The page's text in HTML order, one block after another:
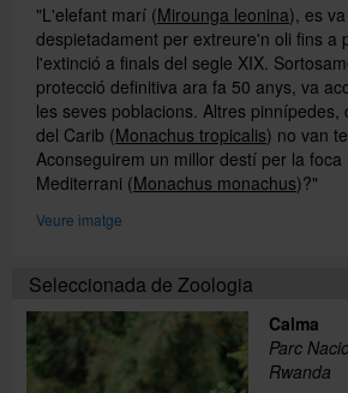
"L'elefant marí (Mirounga leonina), es
despietadament per extreure'n oli fins a
l'extinció a finals del segle XIX.
protecció definitiva ara fa 50 anys, va
les seves poblacions. Altres pinnípedes,
del Carib (Monachus tropicalis) no van
Aconseguirem un millor destí per la foca
Mediterrani (Monachus monachus)?"
Veure imatge
Seleccionada de Zoologia
Calma
Parc
Rwanda